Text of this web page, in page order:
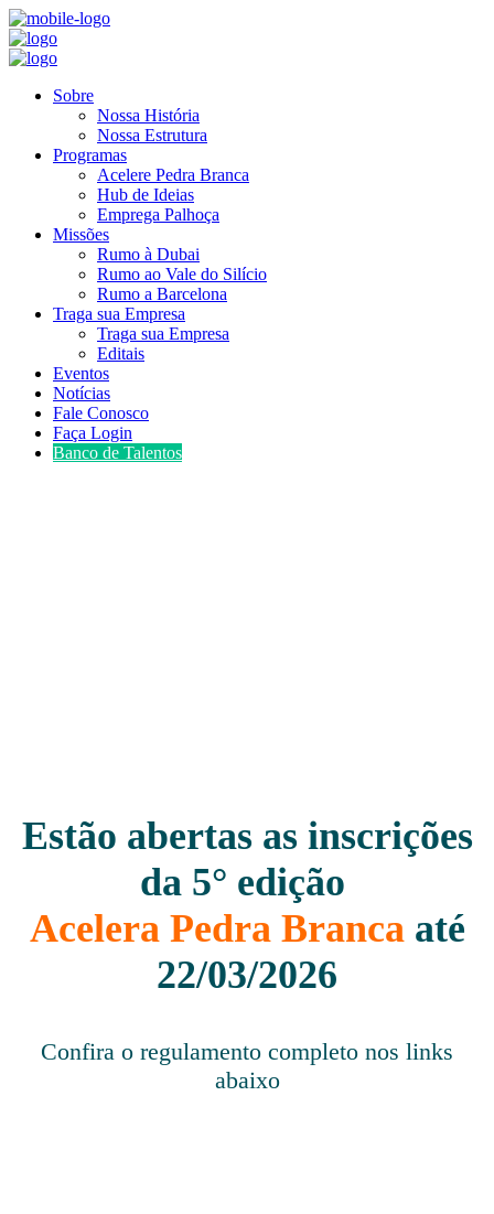
Sobre
Nossa História
Nossa Estrutura
Programas
Acelere Pedra Branca
Hub de Ideias
Emprega Palhoça
Missões
Rumo à Dubai
Rumo ao Vale do Silício
Rumo a Barcelona
Traga sua Empresa
Traga sua Empresa
Editais
Eventos
Notícias
Fale Conosco
Faça Login
Banco de Talentos
Estão abertas as inscrições
da 5° edição
Acelera Pedra Brancaaté
22/03/2026
Confira o regulamento completo nos links
abaixo